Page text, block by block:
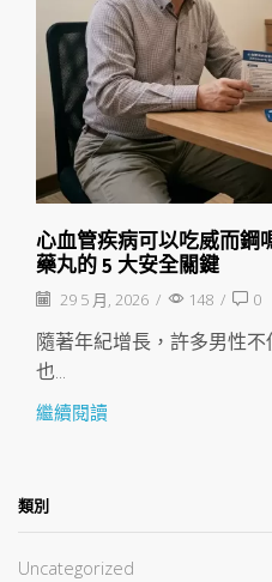
心血管疾病可以吃威而鋼
藥丸的 5 大安全關鍵
29 5 月, 2026 / 148 / 0
隨著年紀增長，許多男性
也...
繼續閱讀
類別
Uncategorized